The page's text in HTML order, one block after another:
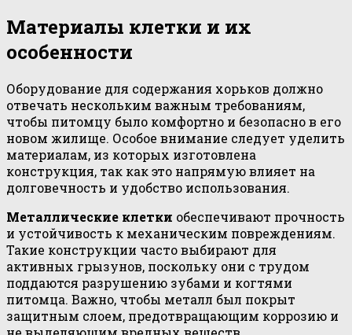
Материалы клетки и их
особенности
Оборудование для содержания хорьков должно
отвечать нескольким важным требованиям,
чтобы питомцу было комфортно и безопасно в его
новом жилище. Особое внимание следует уделить
материалам, из которых изготовлена
конструкция, так как это напрямую влияет на
долговечность и удобство использования.
Металлические клетки обеспечивают прочность
и устойчивость к механическим повреждениям.
Такие конструкции часто выбирают для
активных грызунов, поскольку они с трудом
поддаются разрушению зубами и когтями
питомца. Важно, чтобы металл был покрыт
защитным слоем, предотвращающим коррозию и